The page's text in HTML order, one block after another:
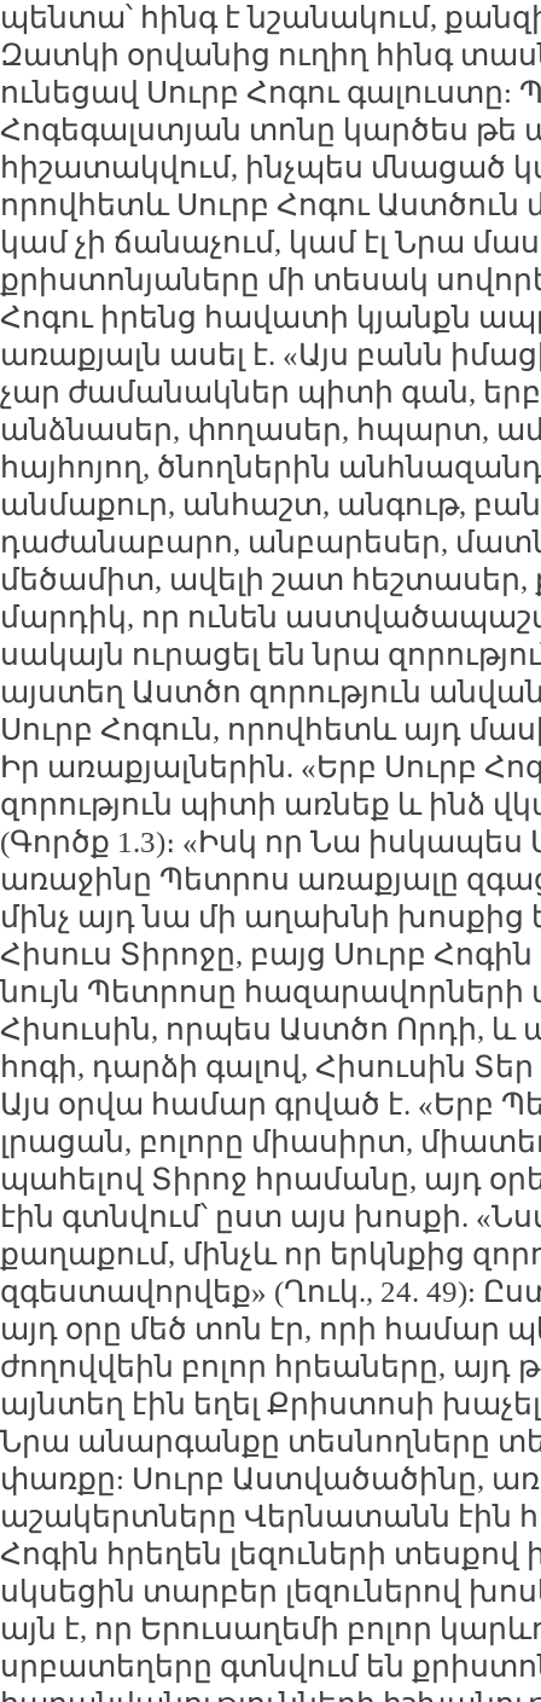
պենտա՝ հինգ է նշանակում,
Զատկի օրվանից ուղիղ հինգ
ունեցավ Սուրբ Հոգու
Հոգեգալստյան տոնը կարծես թե
հիշատակվում, ինչպես մնացած
որովհետև Սուրբ Հոգու
կամ չի ճանաչում, կամ էլ Նրա
քրիստոնյաները մի տեսակ
Հոգու իրենց հավատի կյանքն
առաքյալն ասել է. «Այս բանն
չար ժամանակներ պիտի գան,
անձնասեր, փողասեր, հպարտ,
հայհոյող, ծնողներին
անմաքուր, անհաշտ, անգութ,
դաժանաբարո, անբարեսեր,
մեծամիտ, ավելի շատ
մարդիկ, որ ունեն
սակայն ուրացել են նրա
այստեղ Աստծո զորություն
Սուրբ Հոգուն, որովհետև այդ
Իր առաքյալներին. «Երբ Սուրբ
զորություն պիտի առնեք և ինձ
(Գործք 1.3)։ «Իսկ որ Նա իսկապես
առաջինը Պետրոս առաքյալը
մինչ այդ նա մի աղախնի
Հիսուս Տիրոջը, բայց Սուրբ
նույն Պետրոսը հազարավորների
Հիսուսին, որպես Աստծո Որդի, և
հոգի, դարձի գալով, Հիսուսին Տեր
Այս օրվա համար գրված է. «Երբ
լրացան, բոլորը միասիրտ,
պահելով Տիրոջ հրամանը, այդ
էին գտնվում՝ ըստ այս խոսքի.
քաղաքում, մինչև որ երկնքից
զգեստավորվեք» (Ղուկ., 24. 49):
այդ օրը մեծ տոն էր, որի համար
ժողովվեին բոլոր հրեաները, այդ
այնտեղ էին եղել Քրիստոսի
Նրա անարգանքը տեսնողները
փառքը: Սուրբ Աստվածածինը,
աշակերտները Վերնատանն էին
Հոգին հրեղեն լեզուների
սկսեցին տարբեր լեզուներով
այն է, որ Երուսաղեմի բոլոր
սրբատեղերը գտնվում են